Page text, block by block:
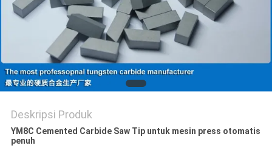
Deskripsi Produk
YM8C Cemented Carbide Saw Tip untuk mesin press otomatis
penuh